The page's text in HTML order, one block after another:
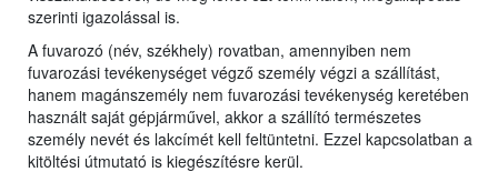
szerinti igazolással is.
A fuvarozó (név, székhely) rovatban, amennyiben nem
fuvarozási tevékenységet végző személy végzi a szállítást,
hanem magánszemély nem fuvarozási tevékenység keretében
használt saját gépjárművel, akkor a szállító természetes
személy nevét és lakcímét kell feltüntetni. Ezzel kapcsolatban a
kitöltési útmutató is kiegészítésre kerül.